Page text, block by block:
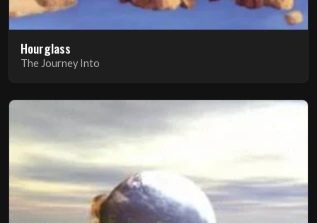
Hourglass
The Journey Into